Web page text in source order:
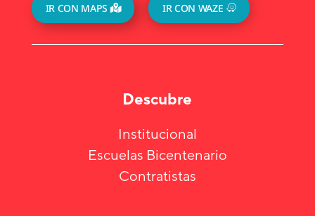
IR CON MAPS IR CON WAZE
Descubre
Institucional
Escuelas Bicentenario
Contratistas